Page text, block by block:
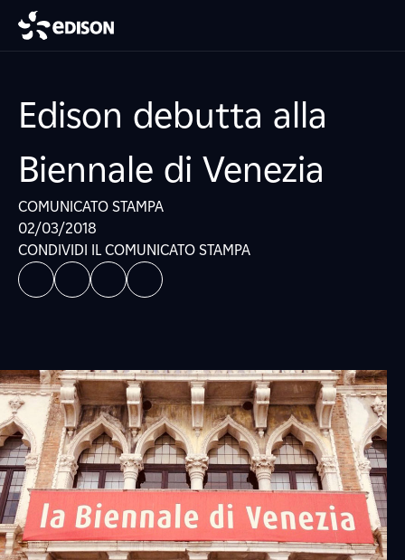
Edison debutta alla
Biennale di Venezia
COMUNICATO STAMPA
02/03/2018
CONDIVIDI IL COMUNICATO STAMPA